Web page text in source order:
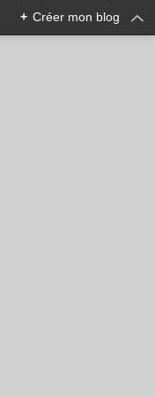
+ Créer mon blog